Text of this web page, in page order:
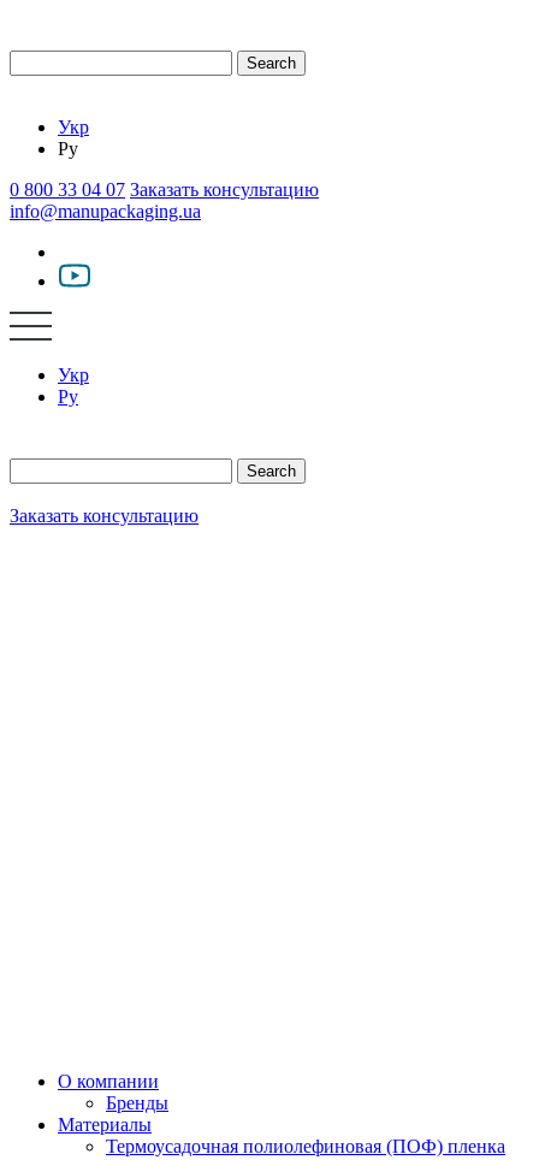
Search
Укр
Ру
0 800 33 04 07 Заказать консультацию
info@manupackaging.ua
Укр
Ру
Search
Заказать консультацию
О компании
Бренды
Материалы
Термоусадочная полиолефиновая (ПОФ) пленка